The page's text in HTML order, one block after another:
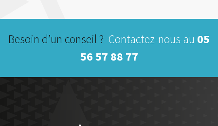
Besoin d’un conseil ? Contactez-nous au 05
56 57 88 77